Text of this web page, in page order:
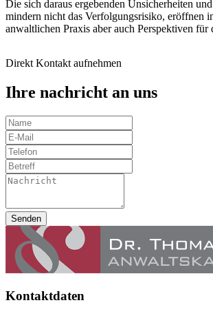
Die sich daraus ergebenden Unsicherheiten
mindern nicht das Verfolgungsrisiko, eröffnen
anwaltlichen Praxis aber auch Perspektiven für
Direkt Kontakt aufnehmen
Ihre nachricht an uns
Senden
Kontaktdaten